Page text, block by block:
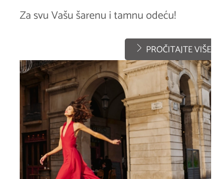
Za svu Vašu šarenu i tamnu odeću!
PROČITAJTE VIŠE